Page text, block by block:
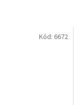
Kód: 6672